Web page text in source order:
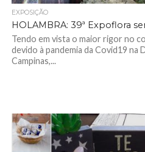
EXPOSIÇÃO
HOLAMBRA: 39ª Expoflora
Tendo em vista o maior rigor no
devido à pandemia da Covid19 na
Campinas,...